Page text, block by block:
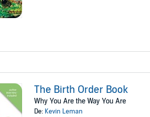
The Birth Order Book
Why You Are the Way You Are
De: Kevin Leman